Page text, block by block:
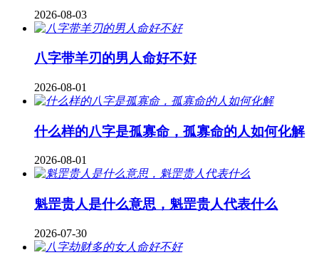
2026-08-03
八字带羊刃的男人命好不好
2026-08-01
什么样的八字是孤寡命，孤寡命的人如何化解
2026-08-01
魁罡贵人是什么意思，魁罡贵人代表什么
2026-07-30